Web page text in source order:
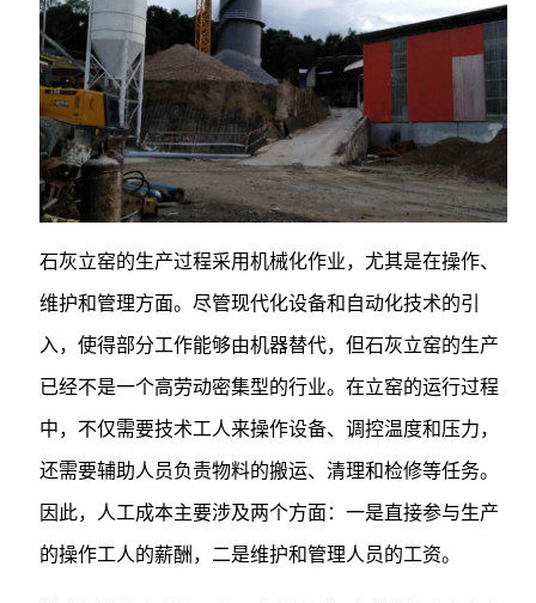
石灰立窑的生产过程采用机械化作业，尤其是在操作、
维护和管理方面。尽管现代化设备和自动化技术的引
入，使得部分工作能够由机器替代，但石灰立窑的生产
已经不是一个高劳动密集型的行业。在立窑的运行过程
中，不仅需要技术工人来操作设备、调控温度和压力，
还需要辅助人员负责物料的搬运、清理和检修等任务。
因此，人工成本主要涉及两个方面：一是直接参与生产
的操作工人的薪酬，二是维护和管理人员的工资。